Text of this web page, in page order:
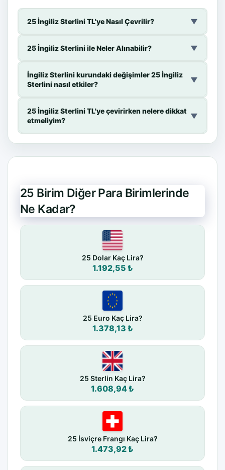
25 İngiliz Sterlini TL'ye Nasıl Çevrilir? ▼
25 İngiliz Sterlini ile Neler Alınabilir? ▼
İngiliz Sterlini kurundaki değişimler 25 İngiliz
Sterlini nasıl etkiler?
▼
25 İngiliz Sterlini TL'ye çevirirken nelere dikkat
etmeliyim?
▼
25 Birim Diğer Para Birimlerinde
Ne Kadar?
25 Dolar Kaç Lira?
1.192,55 ₺
25 Euro Kaç Lira?
1.378,13 ₺
25 Sterlin Kaç Lira?
1.608,94 ₺
25 İsviçre Frangı Kaç Lira?
1.473,92 ₺